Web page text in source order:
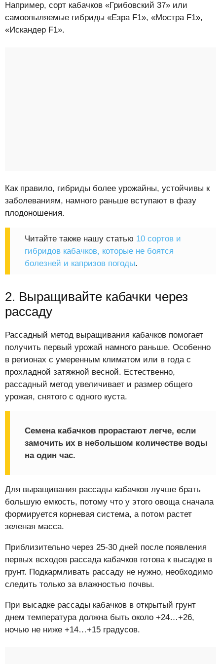
Например, сорт кабачков «Грибовский 37» или
самоопыляемые гибриды «Езра F1», «Мостра F1»,
«Искандер F1».
Как правило, гибриды более урожайны, устойчивы к
заболеваниям, намного раньше вступают в фазу
плодоношения.
Читайте также нашу статью 10 сортов и
гибридов кабачков, которые не боятся
болезней и капризов погоды.
2. Выращивайте кабачки через
рассаду
Рассадный метод выращивания кабачков помогает
получить первый урожай намного раньше. Особенно
в регионах с умеренным климатом или в года с
прохладной затяжной весной. Естественно,
рассадный метод увеличивает и размер общего
урожая, снятого с одного куста.
Семена кабачков прорастают легче, если
замочить их в небольшом количестве воды
на один час.
Для выращивания рассады кабачков лучше брать
большую емкость, потому что у этого овоща сначала
формируется корневая система, а потом растет
зеленая масса.
Приблизительно через 25-30 дней после появления
первых всходов рассада кабачков готова к высадке в
грунт. Подкармливать рассаду не нужно, необходимо
следить только за влажностью почвы.
При высадке рассады кабачков в открытый грунт
днем температура должна быть около +24…+26,
ночью не ниже +14…+15 градусов.